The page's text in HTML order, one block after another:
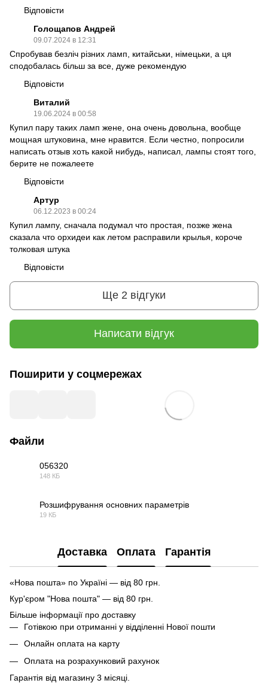
Відповісти
Голощапов Андрей
09.07.2024 в 12:31
Спробував безліч різних ламп, китайськи, німецьки, а ця
сподобалась більш за все, дуже рекомендую
Відповісти
Виталий
19.06.2024 в 00:58
Купил пару таких ламп жене, она очень довольна, вообще
мощная штуковина, мне нравится. Если честно, попросили
написать отзыв хоть какой нибудь, написал, лампы стоят того,
берите не пожалеете
Відповісти
Артур
06.12.2023 в 00:24
Купил лампу, сначала подумал что простая, позже жена
сказала что орхидеи как летом расправили крылья, короче
толковая штука
Відповісти
Ще 2 відгуки
Написати відгук
Поширити у соцмережах
Файли
056320
148 КБ
Розшифрування основних параметрів
19 КБ
Доставка Оплата Гарантія
«Нова пошта» по Україні — від 80 грн.
Кур'єром "Нова пошта" — від 80 грн.
Більше інформації про доставку
Готівкою при отриманні у відділенні Нової пошти
Онлайн оплата на карту
Оплата на розрахунковий рахунок
Гарантія від магазину 3 місяці.